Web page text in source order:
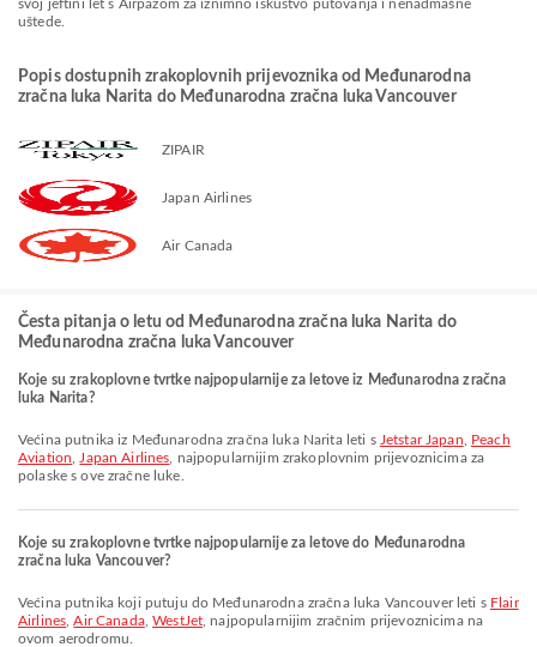
svoj jeftini let s Airpazom za iznimno iskustvo putovanja i nenadmašne
uštede.
Popis dostupnih zrakoplovnih prijevoznika od Međunarodna
zračna luka Narita do Međunarodna zračna luka Vancouver
ZIPAIR
Japan Airlines
Air Canada
Česta pitanja o letu od Međunarodna zračna luka Narita do
Međunarodna zračna luka Vancouver
Koje su zrakoplovne tvrtke najpopularnije za letove iz Međunarodna zračna
luka Narita?
Većina putnika iz Međunarodna zračna luka Narita leti s Jetstar Japan
Peach
Aviation
Japan Airlines , najpopularnijim zrakoplovnim prijevoznicima za
polaske s ove zračne luke.
Koje su zrakoplovne tvrtke najpopularnije za letove do Međunarodna
zračna luka Vancouver?
Većina putnika koji putuju do Međunarodna zračna luka Vancouver leti s Flair
Airlines ,Air Canada,WestJet , najpopularnijim zračnim prijevoznicima na
ovom aerodromu.